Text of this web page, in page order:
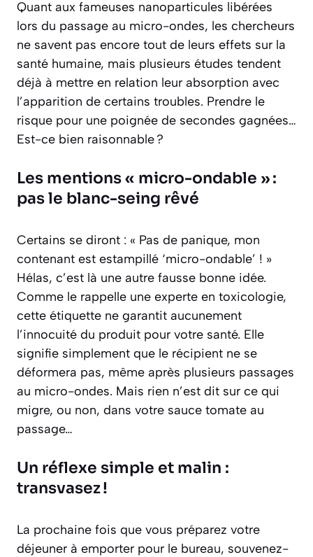
Quant aux fameuses nanoparticules libérées
lors du passage au micro-ondes, les chercheurs
ne savent pas encore tout de leurs effets sur la
santé humaine, mais plusieurs études tendent
déjà à mettre en relation leur absorption avec
l’apparition de certains troubles. Prendre le
risque pour une poignée de secondes gagnées…
Est-ce bien raisonnable ?
Les mentions « micro-ondable » :
pas le blanc-seing rêvé
Certains se diront : « Pas de panique, mon
contenant est estampillé ‘micro-ondable’ ! »
Hélas, c’est là une autre fausse bonne idée.
Comme le rappelle une experte en toxicologie,
cette étiquette ne garantit aucunement
l’innocuité du produit pour votre santé. Elle
signifie simplement que le récipient ne se
déformera pas, même après plusieurs passages
au micro-ondes. Mais rien n’est dit sur ce qui
migre, ou non, dans votre sauce tomate au
passage…
Un réflexe simple et malin :
transvasez !
La prochaine fois que vous préparez votre
déjeuner à emporter pour le bureau, souvenez-